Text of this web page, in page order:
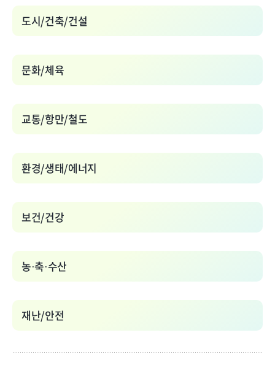
도시/건축/건설
문화/체육
교통/항만/철도
환경/생태/에너지
보건/건강
농·축·수산
재난/안전